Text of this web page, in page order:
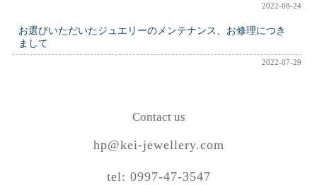
2022-08-24
お選びいただいたジュエリーのメンテナンス、お修理につき
まして
2022-07-29
Contact us
hp@kei-jewellery.com
tel: 0997-47-3547